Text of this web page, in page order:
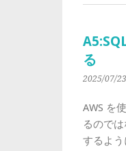
る
2025/07/23
AWS を
るので
するよう